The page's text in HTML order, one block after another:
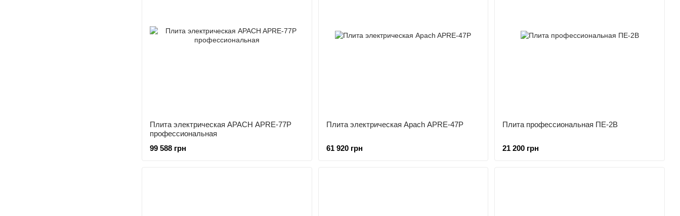
Плита электрическая APACH APRE-77P
профессиональная
99 588 грн
Плита электрическая Apach APRE-47P
61 920 грн
Плита профессиональная ПЕ-2B
21 200 грн